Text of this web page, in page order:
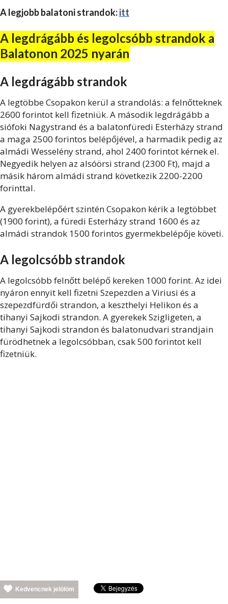
A legjobb balatoni strandok:itt
A legdrágább és legolcsóbb strandok a
Balatonon 2025 nyarán
A legdrágább strandok
A legtöbbe Csopakon kerül a strandolás: a felnőtteknek
2600 forintot kell fizetniük. A második legdrágább a
siófoki Nagystrand és a balatonfüredi Esterházy strand
a maga 2500 forintos belépőjével, a harmadik pedig az
almádi Wesselény strand, ahol 2400 forintot kérnek el.
Negyedik helyen az alsóörsi strand (2300 Ft), majd a
másik három almádi strand következik 2200-2200
forinttal.
A gyerekbelépőért szintén Csopakon kérik a legtöbbet
(1900 forint), a füredi Esterházy strand 1600 és az
almádi strandok 1500 forintos gyermekbelépője követi.
A legolcsóbb strandok
A legolcsóbb felnőtt belépő kereken 1000 forint. Az idei
nyáron ennyit kell fizetni Szepezden a Viriusi és a
szepezdfürdői strandon, a keszthelyi Helikon és a
tihanyi Sajkodi strandon. A gyerekek Szigligeten, a
tihanyi Sajkodi strandon és balatonudvari strandjain
fürödhetnek a legolcsóbban, csak 500 forintot kell
fizetniük.
Kedvencnek jelölöm